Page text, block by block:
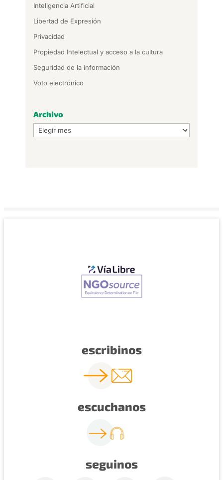
Inteligencia Artificial
Libertad de Expresión
Privacidad
Propiedad Intelectual y acceso a la cultura
Seguridad de la información
Voto electrónico
Archivo
Archivo
escribinos
escuchanos
seguinos